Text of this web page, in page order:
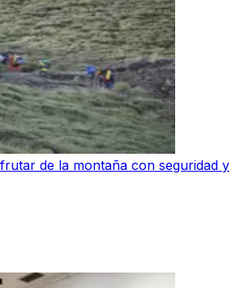
de la montaña con seguridad y